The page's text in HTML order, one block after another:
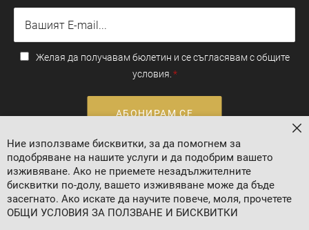
Желая да получавам бюлетин и се съгласявам с общите
условия.
АБОНИРАМ СЕ
Валутен курс: 1 EUR = 1.95583 BGN
Ние използваме бисквитки, за да помогнем за
подобряване на нашите услуги и да подобрим вашето
изживяване. Ако не приемете незадължителните
бисквитки по-долу, вашето изживяване може да бъде
засегнато. Ако искате да научите повече, моля, прочетете
ОБЩИ УСЛОВИЯ ЗА ПОЛЗВАНЕ И БИСКВИТКИ